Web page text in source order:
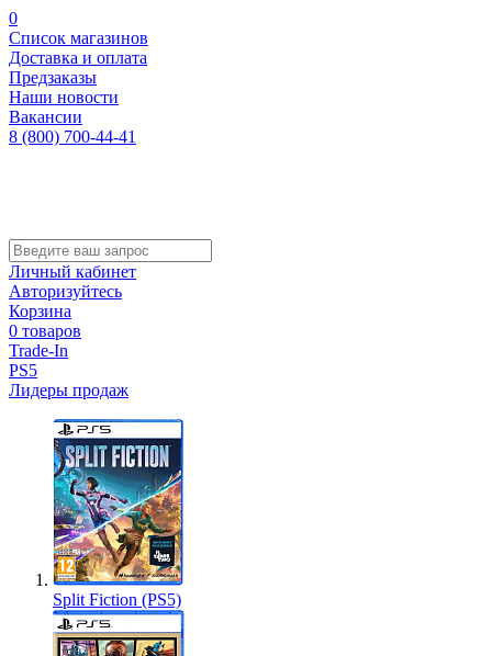
0
Список магазинов
Доставка и оплата
Предзаказы
Наши новости
Вакансии
8 (800) 700-44-41
Личный кабинет
Авторизуйтесь
Корзина
0 товаров
Trade-In
PS5
Лидеры продаж
Split Fiction (PS5)